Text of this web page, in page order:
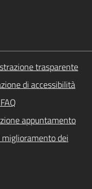
trasparente
di accessibilità
appuntamento
miglioramento dei